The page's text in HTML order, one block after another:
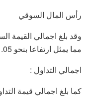
رأس المال السوقي
مما يمثل ارتفاعا بنحو 1.05% خلال اليوم .
اجمالي التداول :